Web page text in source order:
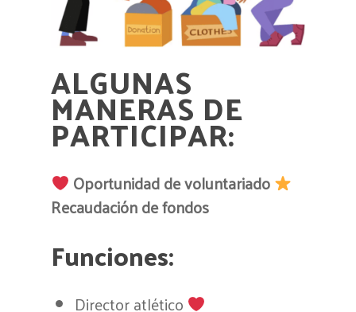
ALGUNAS
MANERAS DE
PARTICIPAR:
Oportunidad de voluntariado
Recaudación de fondos
Funciones:
Director atlético